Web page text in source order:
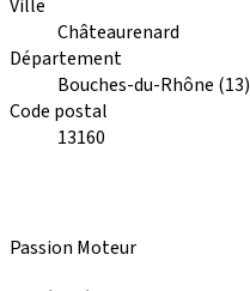
Ville
Châteaurenard
Département
Bouches-du-Rhône (13)
Code postal
13160
Passion Moteur